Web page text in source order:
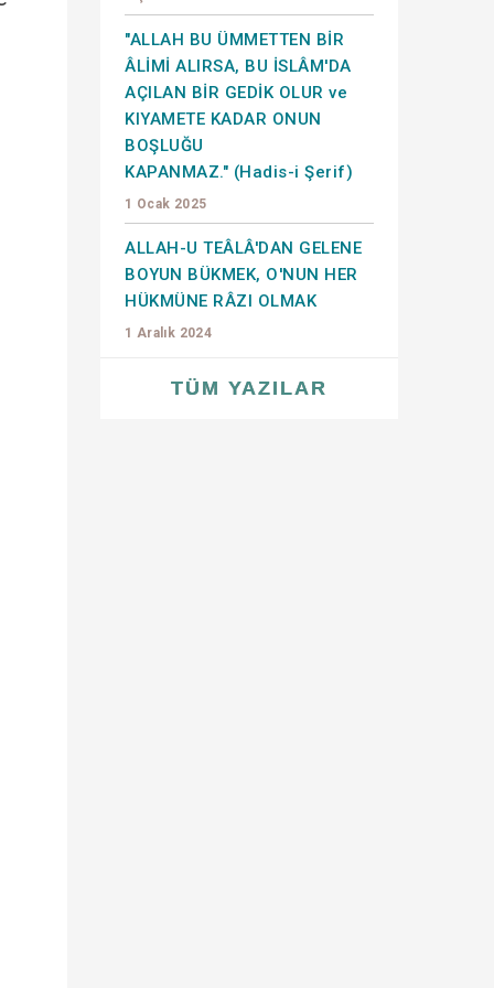
"ALLAH BU ÜMMETTEN BİR
ÂLİMİ ALIRSA, BU İSLÂM'DA
AÇILAN BİR GEDİK OLUR ve
KIYAMETE KADAR ONUN
BOŞLUĞU
KAPANMAZ." (Hadis-i Şerif)
1 Ocak 2025
ALLAH-U TEÂLÂ'DAN GELENE
BOYUN BÜKMEK, O'NUN HER
HÜKMÜNE RÂZI OLMAK
1 Aralık 2024
TÜM YAZILAR